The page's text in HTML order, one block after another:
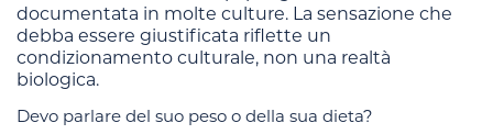
documentata in molte culture. La sensazione che
debba essere giustificata riflette un
condizionamento culturale, non una realtà
biologica.
Devo parlare del suo peso o della sua dieta?